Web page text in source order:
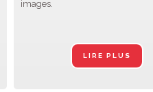
images.
LIRE PLUS